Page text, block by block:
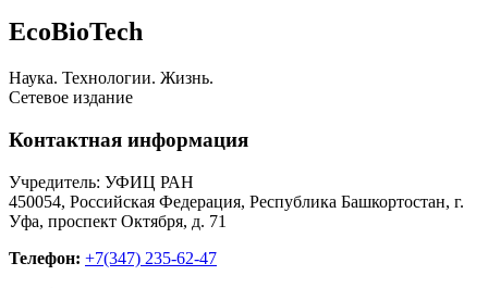
EcoBioTech
Наука. Технологии. Жизнь.
Сетевое издание
Контактная информация
Учредитель: УФИЦ РАН
450054, Российская Федерация, Республика Башкортостан, г.
Уфа, проспект Октября, д. 71
Телефон: +7(347) 235-62-47